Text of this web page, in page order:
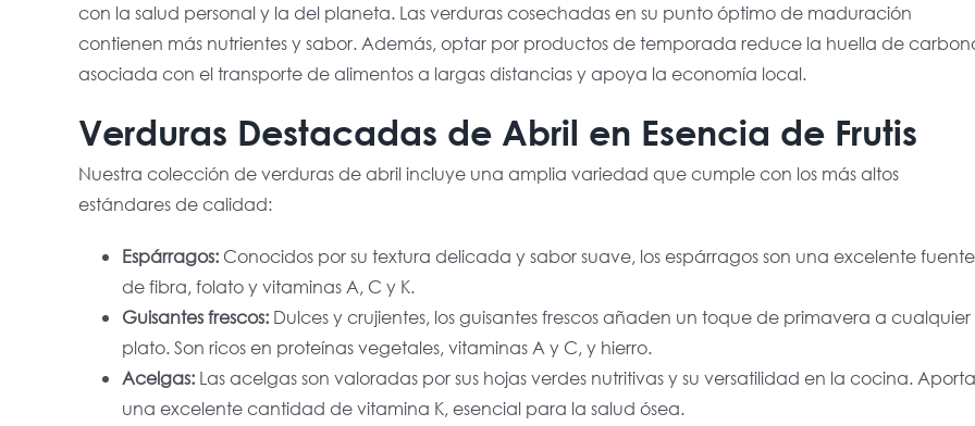
con la salud personal y la del planeta. Las verduras cosechadas en su punto óptimo de maduración
contienen más nutrientes y sabor. Además, optar por productos de temporada reduce la huella de
asociada con el transporte de alimentos a largas distancias y apoya la economía local.
Verduras Destacadas de Abril en Esencia de Frutis
Nuestra colección de verduras de abril incluye una amplia variedad que cumple con los más altos
estándares de calidad:
Espárragos: Conocidos por su textura delicada y sabor suave, los espárragos son una excelente fuente
de fibra, folato y vitaminas A, C y K.
Guisantes frescos: Dulces y crujientes, los guisantes frescos añaden un toque de primavera a cualquier
plato. Son ricos en proteínas vegetales, vitaminas A y C, y hierro.
Acelgas: Las acelgas son valoradas por sus hojas verdes nutritivas y su versatilidad en la cocina.
una excelente cantidad de vitamina K, esencial para la salud ósea.